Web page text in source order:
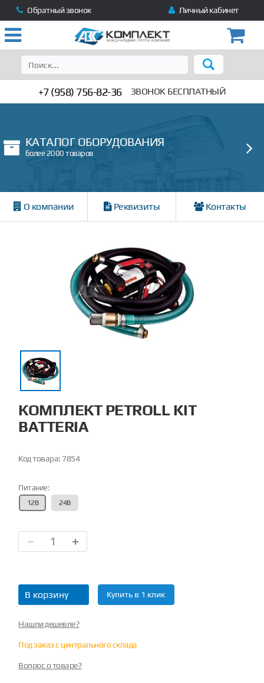
Обратный звонок Личный кабинет
+7 (958) 756-82-36 ЗВОНОК БЕСПЛАТНЫЙ
КАТАЛОГ ОБОРУДОВАНИЯ
более 2000 товаров
О компании Реквизиты Контакты
КОМПЛЕКТ PETROLL KIT
BATTERIA
Код товара: 7854
Питание:
12В 24В
В корзину Купить в 1 клик
Нашли дешевле?
Под заказ с центрального склада
Вопрос о товаре?